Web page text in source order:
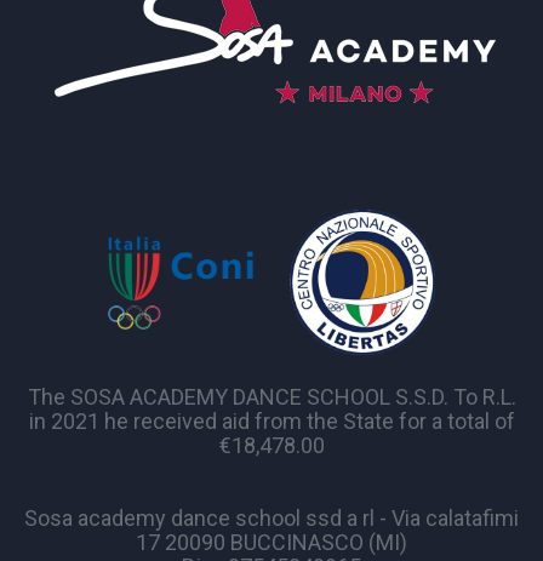
The SOSA ACADEMY DANCE SCHOOL S.S.D. To R.L.
in 2021 he received aid from the State for a total of
€18,478.00
Sosa academy dance school ssd a rl - Via calatafimi
17 20090 BUCCINASCO (MI)